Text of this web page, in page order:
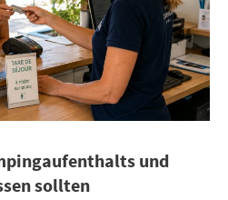
und
sollten